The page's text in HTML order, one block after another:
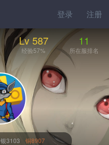
登录 注册
Lv 587
经验57%
11
所在服排名
银3103 铜8907